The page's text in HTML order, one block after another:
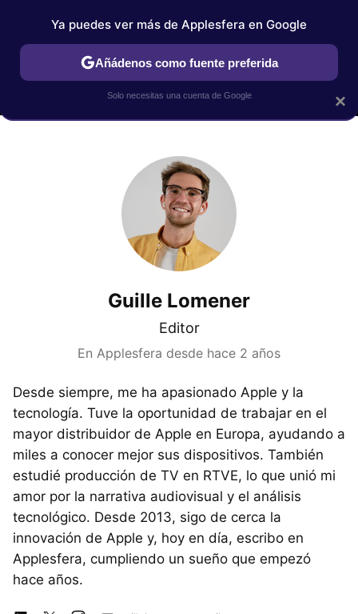
MENÚ NUEVO
TUTORIALES APPLESFERA SELECCIÓN
Guille Lomener
Editor
En Applesfera desde hace 2 años
Desde siempre, me ha apasionado Apple y la
tecnología. Tuve la oportunidad de trabajar en el
mayor distribuidor de Apple en Europa, ayudando a
miles a conocer mejor sus dispositivos. También
estudié producción de TV en RTVE, lo que unió mi
amor por la narrativa audiovisual y el análisis
tecnológico. Desde 2013, sigo de cerca la
innovación de Apple y, hoy en día, escribo en
Applesfera, cumpliendo un sueño que empezó
hace años.
×
Ya puedes ver más de Applesfera en Google
Añádenos como fuente preferida
Solo necesitas una cuenta de Google